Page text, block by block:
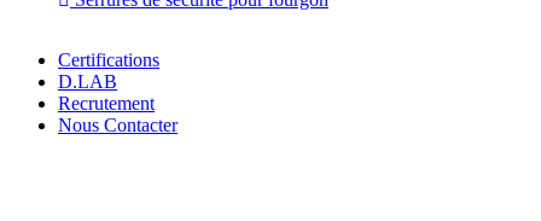
Certifications
D.LAB
Recrutement
Nous Contacter